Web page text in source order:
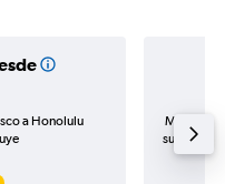
a Honolulu
Mayor
subida de